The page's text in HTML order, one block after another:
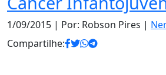
1/09/2015 | Por: Robson Pires |
Compartilhe: